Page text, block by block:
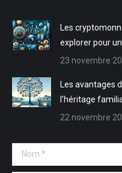
Les
explorer pour un
23 novembre
Les avantages
l’héritage
22 novembre
Nom *